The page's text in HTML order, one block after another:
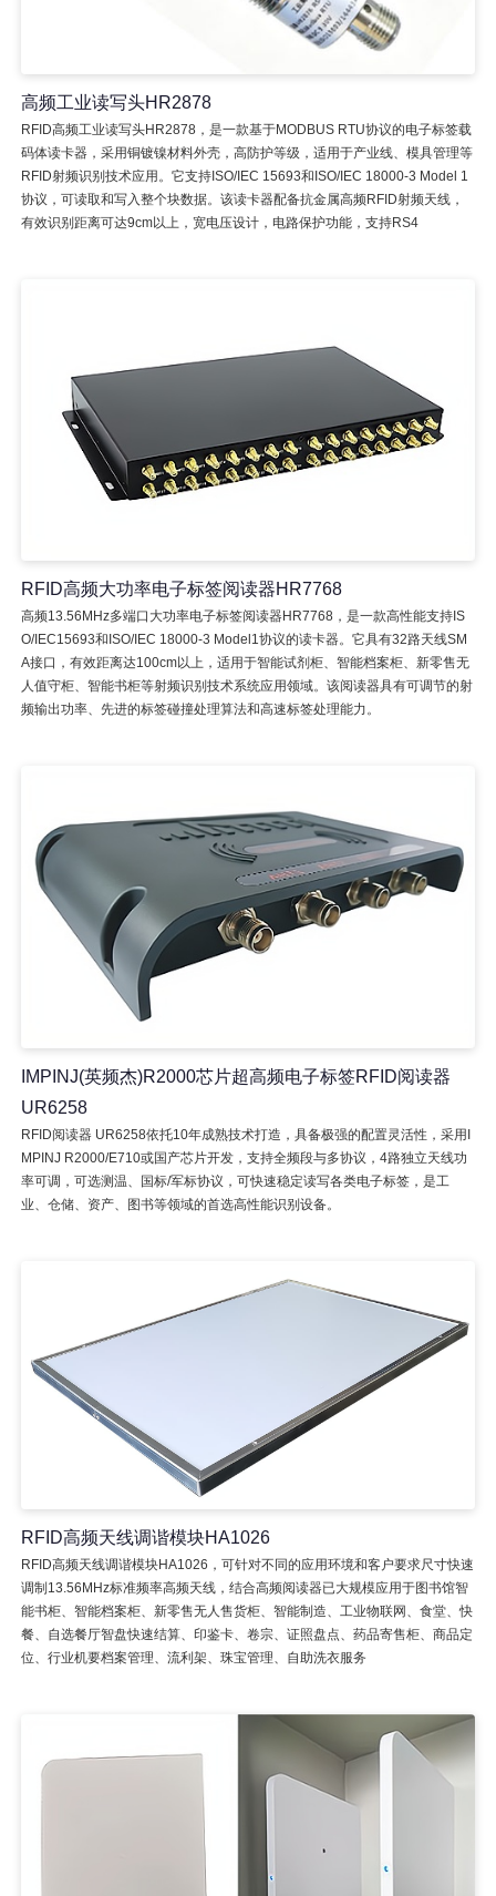
高频工业读写头HR2878
RFID高频工业读写头HR2878，是一款基于MODBUS RTU协议的电子标签载
码体读卡器，采用铜镀镍材料外壳，高防护等级，适用于产业线、模具管理等
RFID射频识别技术应用。它支持ISO/IEC 15693和ISO/IEC 18000-3 Model 1
协议，可读取和写入整个块数据。该读卡器配备抗金属高频RFID射频天线，
有效识别距离可达9cm以上，宽电压设计，电路保护功能，支持RS4
RFID高频大功率电子标签阅读器HR7768
高频13.56MHz多端口大功率电子标签阅读器HR7768，是一款高性能支持IS
O/IEC15693和ISO/IEC 18000-3 Model1协议的读卡器。它具有32路天线SM
A接口，有效距离达100cm以上，适用于智能试剂柜、智能档案柜、新零售无
人值守柜、智能书柜等射频识别技术系统应用领域。该阅读器具有可调节的射
频输出功率、先进的标签碰撞处理算法和高速标签处理能力。
IMPINJ(英频杰)R2000芯片超高频电子标签RFID阅读器
UR6258
RFID阅读器 UR6258依托10年成熟技术打造，具备极强的配置灵活性，采用I
MPINJ R2000/E710或国产芯片开发，支持全频段与多协议，4路独立天线功
率可调，可选测温、国标/军标协议，可快速稳定读写各类电子标签，是工
业、仓储、资产、图书等领域的首选高性能识别设备。
RFID高频天线调谐模块HA1026
RFID高频天线调谐模块HA1026，可针对不同的应用环境和客户要求尺寸快速
调制13.56MHz标准频率高频天线，结合高频阅读器已大规模应用于图书馆智
能书柜、智能档案柜、新零售无人售货柜、智能制造、工业物联网、食堂、快
餐、自选餐厅智盘快速结算、印鉴卡、卷宗、证照盘点、药品寄售柜、商品定
位、行业机要档案管理、流利架、珠宝管理、自助洗衣服务